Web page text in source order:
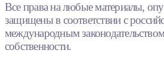
Все права на любые материалы,
защищены в соответствии с
международным
собственности.